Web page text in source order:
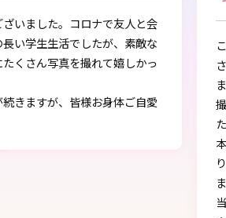
この度は、とても素敵な着物・袴をご提供下
さりありがとうございました。
また、早朝からの着付、ヘアアレンジ、写真
撮影もしていただき、ありがとうございまし
り、自分に似合うものを見つけることができ
当日にもたくさんの方に「可愛い」とか「似